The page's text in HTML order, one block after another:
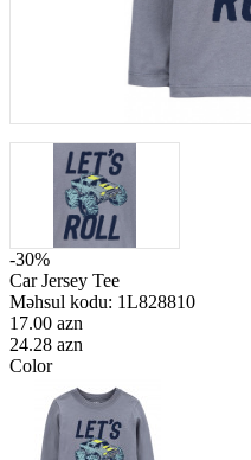
-30%
Car Jersey Tee
Məhsul kodu: 1L828810
17.00 azn
24.28 azn
Color